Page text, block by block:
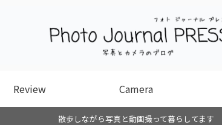
Review Camera
散歩しながら写真と動画撮って暮らしてます